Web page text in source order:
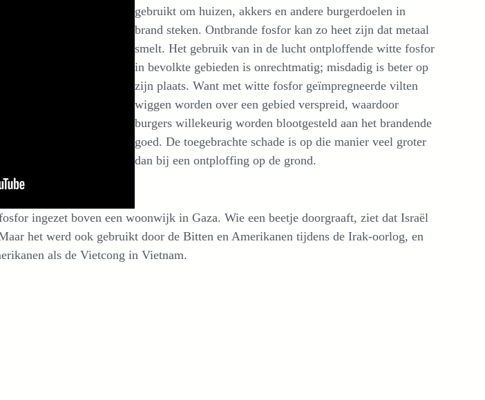
gebruikt om huizen, akkers en andere burgerdoelen in
brand steken. Ontbrande fosfor kan zo heet zijn dat metaal
smelt. Het gebruik van in de lucht ontploffende witte fosfor
in bevolkte gebieden is onrechtmatig; misdadig is beter op
zijn plaats. Want met witte fosfor geïmpregneerde vilten
wiggen worden over een gebied verspreid, waardoor
burgers willekeurig worden blootgesteld aan het brandende
goed. De toegebrachte schade is op die manier veel groter
dan bij een ontploffing op de grond.
ingezet boven een woonwijk in Gaza. Wie een beetje doorgraaft, ziet dat Israël
het werd ook gebruikt door de Bitten en Amerikanen tijdens de Irak-oorlog, en
als de Vietcong in Vietnam.